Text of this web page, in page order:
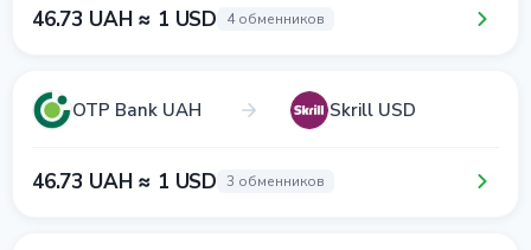
46.73 UAH ≈ 1 USD 4 обменников
OTP Bank UAH Skrill USD
46.73 UAH ≈ 1 USD 3 обменников